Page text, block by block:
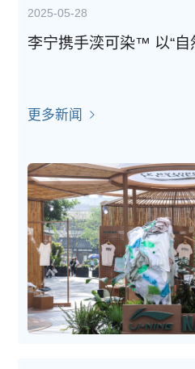
2025-05-28
李宁携手湙可染™ 以“自
更多新闻